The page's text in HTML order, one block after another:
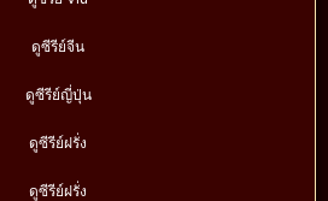
ดูซีรีย์จีน
ดูซีรีย์ญี่ปุ่น
ดูซีรีย์ฝรั่ง
ดูซีรีย์ฝรั่ง